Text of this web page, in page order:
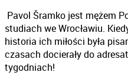
Pavol Šramko jest mężem
studiach we Wrocławiu.
historia ich miłości była
czasach docierały do
tygodniach!